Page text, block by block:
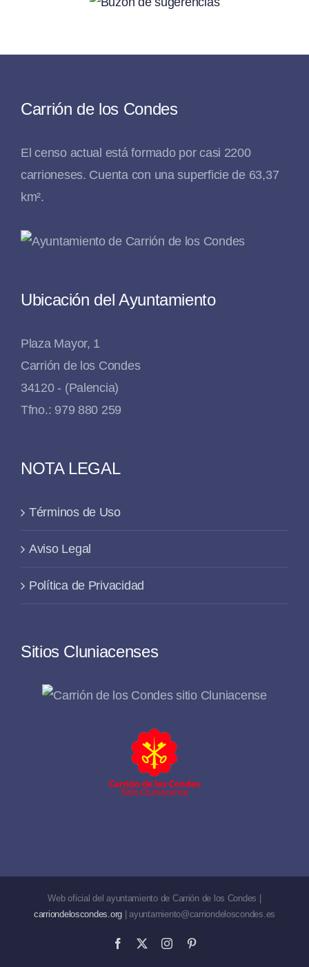
Carrión de los Condes
El censo actual está formado por casi 2200
carrioneses. Cuenta con una superficie de 63,37
km².
Ubicación del Ayuntamiento
Plaza Mayor, 1
Carrión de los Condes
34120 - (Palencia)
Tfno.: 979 880 259
NOTA LEGAL
Términos de Uso
Aviso Legal
Política de Privacidad
Sitios Cluniacenses
Web oficial del ayuntamiento de Carrión de los Condes |
carriondeloscondes.org | ayuntamiento@carriondeloscondes.es
Facebook InstagramPinterest